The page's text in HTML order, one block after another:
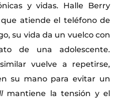
y vidas. Halle Berry
atiende el teléfono de
su vida da un vuelco con
de una adolescente.
vuelve a repetirse,
su mano para evitar un
mantiene la tensión y el